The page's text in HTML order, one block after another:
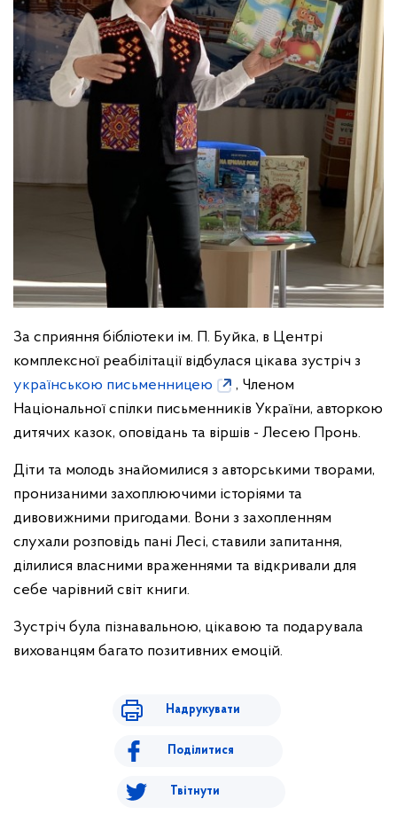
За сприяння бібліотеки ім. П. Буйка, в Центрі
комплексної реабілітації відбулася цікава зустріч з
українською письменницею
, Членом
Національної спілки письменників України, авторкою
дитячих казок, оповідань та віршів - Лесею Пронь.
Діти та молодь знайомилися з авторськими творами,
пронизаними захоплюючими історіями та
дивовижними пригодами. Вони з захопленням
слухали розповідь пані Лесі, ставили запитання,
ділилися власними враженнями та відкривали для
себе чарівний світ книги.
Зустріч була пізнавальною, цікавою та подарувала
вихованцям багато позитивних емоцій.
Надрукувати
Поділитися
Твітнути